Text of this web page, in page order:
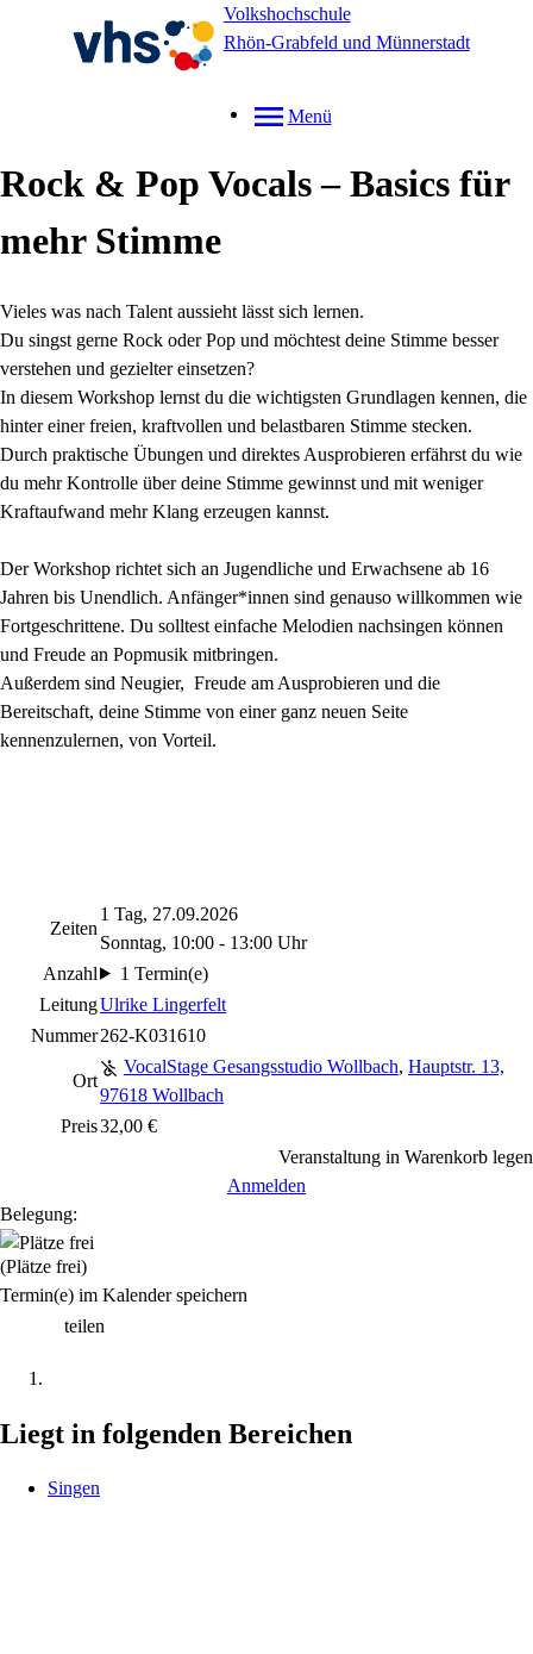
Volkshochschule
Rhön-Grabfeld und Münnerstadt
Menü
Rock & Pop Vocals – Basics für
mehr Stimme
Vieles was nach Talent aussieht lässt sich lernen.
Du singst gerne Rock oder Pop und möchtest deine Stimme besser
verstehen und gezielter einsetzen?
In diesem Workshop lernst du die wichtigsten Grundlagen kennen, die
hinter einer freien, kraftvollen und belastbaren Stimme stecken.
Durch praktische Übungen und direktes Ausprobieren erfährst du wie
du mehr Kontrolle über deine Stimme gewinnst und mit weniger
Kraftaufwand mehr Klang erzeugen kannst.
Der Workshop richtet sich an Jugendliche und Erwachsene ab 16
Jahren bis Unendlich. Anfänger*innen sind genauso willkommen wie
Fortgeschrittene. Du solltest einfache Melodien nachsingen können
und Freude an Popmusik mitbringen.
Außerdem sind Neugier, Freude am Ausprobieren und die
Bereitschaft, deine Stimme von einer ganz neuen Seite
kennenzulernen, von Vorteil.
Zeiten
1 Tag, 27.09.2026
Sonntag, 10:00 - 13:00 Uhr
Anzahl
1 Termin(e)
LeitungUlrike Lingerfelt
Nummer262-K031610
Ort
VocalStage Gesangsstudio Wollbach, Hauptstr. 13,
97618 Wollbach
Preis32,00 €
Veranstaltung in Warenkorb legen
Anmelden
Belegung:
(Plätze frei)
Termin(e) im Kalender speichern
teilen
Liegt in folgenden Bereichen
Singen